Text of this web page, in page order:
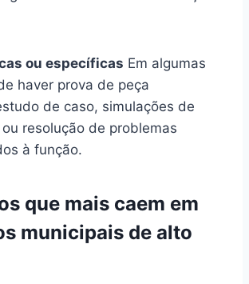
ou específicas Em algumas
haver prova de peça
de caso, simulações de
resolução de problemas
à função.
que mais caem em
municipais de alto